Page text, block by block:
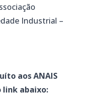
Industrial –
aos ANAIS
link abaixo: